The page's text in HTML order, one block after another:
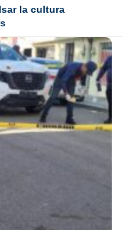
la cultura